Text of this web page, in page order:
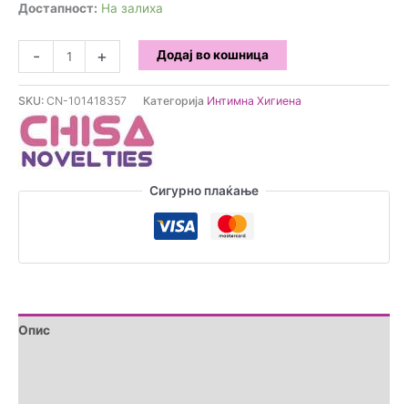
Достапност: На залиха
-
-
Сет
за
анален
туш
количина
+ Додај во кошница
SKU: CN-101418357 Категорија Интимна Хигиена
Сигурно плаќање
Опис